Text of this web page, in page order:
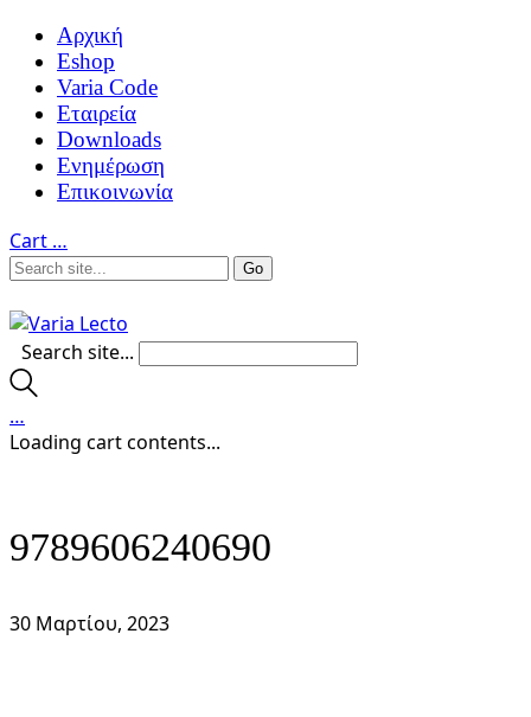
Αρχική
Eshop
Varia Code
Εταιρεία
Downloads
Ενημέρωση
Επικοινωνία
Cart …
Search site...
…
Loading cart contents...
9789606240690
30 Μαρτίου, 2023